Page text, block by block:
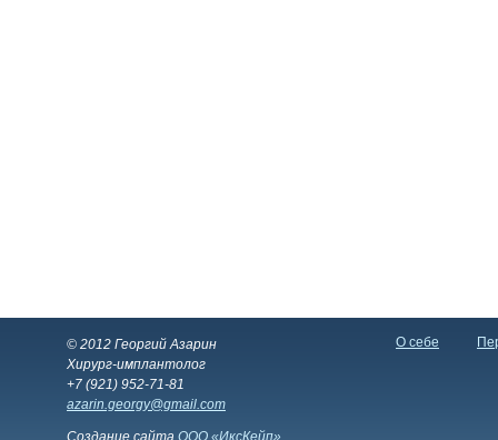
© 2012 Георгий Азарин
Хирург-имплантолог
+7 (921) 952-71-81
azarin.georgy@gmail.com
Создание сайта ООО «ИксКейп»
О себе